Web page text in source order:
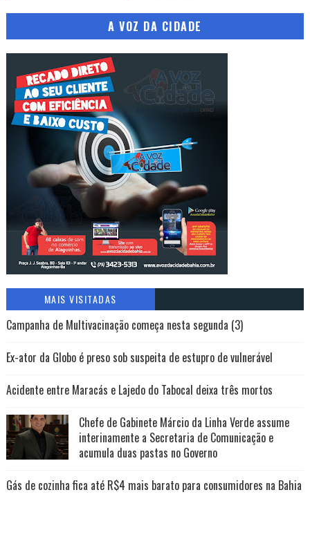
A VOZ DA CIDADE
MAIS VISITADAS
Campanha de Multivacinação começa nesta segunda (3)
Ex-ator da Globo é preso sob suspeita de estupro de vulnerável
Acidente entre Maracás e Lajedo do Tabocal deixa três mortos
Chefe de Gabinete Márcio da Linha Verde assume
interinamente a Secretaria de Comunicação e
acumula duas pastas no Governo
Gás de cozinha fica até R$4 mais barato para consumidores na Bahia